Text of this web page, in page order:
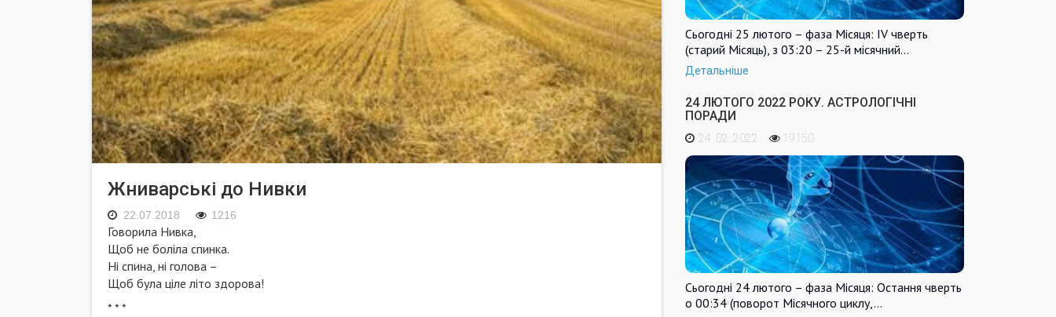
Жниварські до Нивки
22.07.2018 1216
Говорила Нивка,
Щоб не боліла спинка.
Ні спина, ні голова –
Щоб була ціле літо здорова!
* * *
Сьогодні 25 лютого – фаза Місяця: IV чверть
(старий Місяць), з 03:20 – 25-й місячний…
Детальніше
24 ЛЮТОГО 2022 РОКУ. АСТРОЛОГІЧНІ
ПОРАДИ
24. 02. 2022 19150
Сьогодні 24 лютого – фаза Місяця: Остання чверть
о 00:34 (поворот Місячного циклу,…